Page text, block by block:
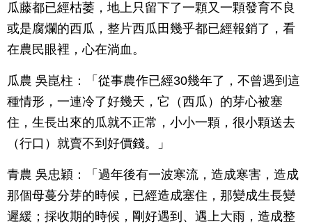
瓜藤都已經枯萎，地上只留下了一顆又一顆發育不良
或是腐爛的西瓜，整片西瓜田幾乎都已經報銷了，看
在農民眼裡，心在淌血。
瓜農 吳崑柱：「從事農作已經30幾年了，不曾遇到這
種情形，一連冷了好幾天，它（西瓜）的芽心被塞
住，生長出來的瓜就不正常，小小一顆，很小顆送去
（行口）就賣不到好價錢。」
青農 吳忠穎：「過年後有一波寒流，造成寒害，造成
那個母蔓分芽的時候，已經造成塞住，那變成生長變
遲緩；採收期的時候，剛好遇到、遇上大雨，造成整